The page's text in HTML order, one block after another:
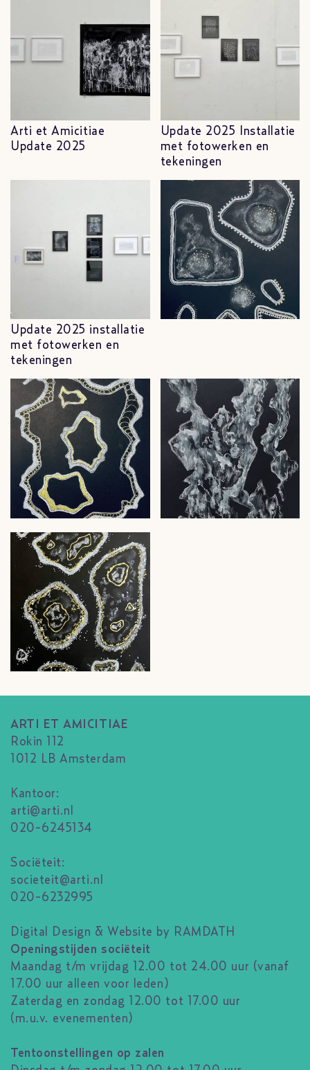
Arti et Amicitiae
Update 2025
Update 2025 Installatie
met fotowerken en
tekeningen
Update 2025 installatie
met fotowerken en
tekeningen
ARTI ET AMICITIAE
Rokin 112
1012 LB Amsterdam
Kantoor:
arti@arti.nl
020-6245134
Sociëteit:
societeit@arti.nl
020-6232995
Digital Design & Website by RAMDATH
Openingstijden sociëteit
Maandag t/m vrijdag 12.00 tot 24.00 uur (vanaf
17.00 uur alleen voor leden)
Zaterdag en zondag 12.00 tot 17.00 uur
(m.u.v. evenementen)
Tentoonstellingen op zalen